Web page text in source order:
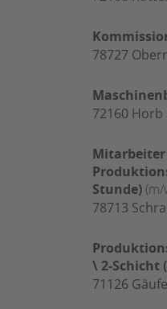
78727
72160 Horb
Stunde)(m/
78713
\ 2-Schicht
71126